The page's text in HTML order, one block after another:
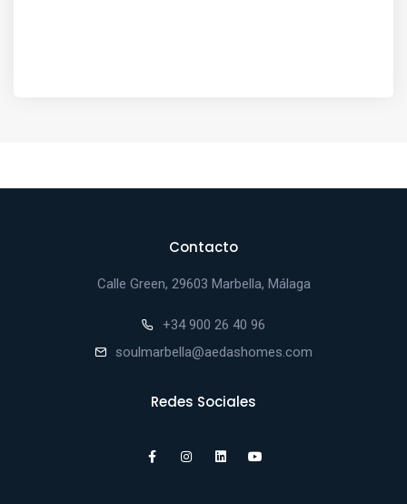
Contacto
Calle Green, 29603 Marbella, Málaga
+34 900 26 40 96
soulmarbella@aedashomes.com
Redes Sociales